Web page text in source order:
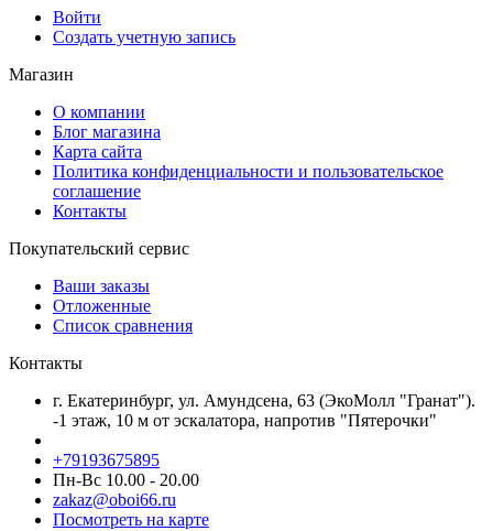
Войти
Создать учетную запись
Магазин
О компании
Блог магазина
Карта сайта
Политика конфиденциальности и пользовательское
соглашение
Контакты
Покупательский сервис
Ваши заказы
Отложенные
Список сравнения
Контакты
г. Екатеринбург, ул. Амундсена, 63 (ЭкоМолл "Гранат").
-1 этаж, 10 м от эскалатора, напротив "Пятерочки"
+79193675895
Пн-Вс 10.00 - 20.00
zakaz@oboi66.ru
Посмотреть на карте